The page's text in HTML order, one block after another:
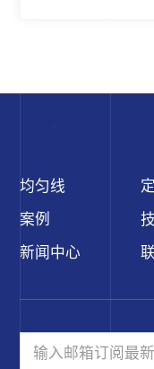
均匀线
案例
新闻中心